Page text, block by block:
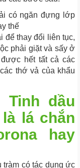
có ngăn đựng lớp
thế
để thay đổi liên tục,
phải giặt và sấy ở
hết tất cả các
thớ vả của khẩu
dầu
lá chắn
hay
tràm có tác dụng ức